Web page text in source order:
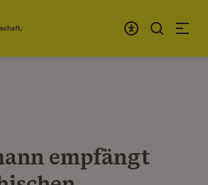
empfängt